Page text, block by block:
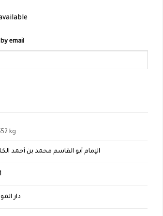
email
kg
الإمام أبو القاسم محمد بن أحمد
دار